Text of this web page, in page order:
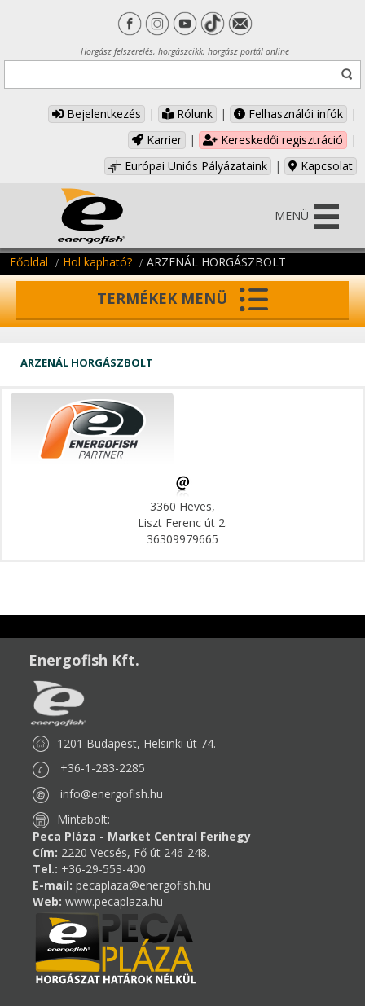
Horgász felszerelés, horgászcikk, horgász portál online
Bejelentkezés | Rólunk | Felhasználói infók
|
Karrier
| Kereskedői regisztráció
|
Európai Uniós Pályázataink
| Kapcsolat
MENÜ
Főoldal Hol kapható? ARZENÁL HORGÁSZBOLT
TERMÉKEK MENÜ
ARZENÁL HORGÁSZBOLT
3360 Heves,
Liszt Ferenc út 2.
36309979665
Energofish Kft.
1201 Budapest, Helsinki út 74.
+36-1-283-2285
info@energofish.hu
Mintabolt:
Peca Pláza - Market Central Ferihegy
Cím: 2220 Vecsés, Fő út 246-248.
Tel.: +36-29-553-400
E-mail: pecaplaza@energofish.hu
Web: www.pecaplaza.hu